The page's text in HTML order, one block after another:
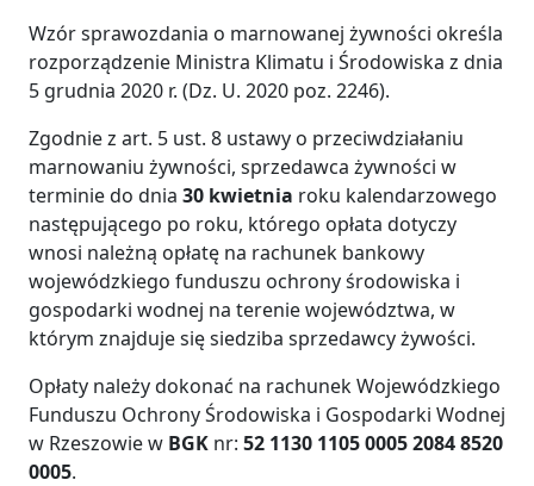
Wzór sprawozdania o marnowanej żywności określa
rozporządzenie Ministra Klimatu i Środowiska z dnia
5 grudnia 2020 r. (Dz. U. 2020 poz. 2246).
Zgodnie z art. 5 ust. 8 ustawy o przeciwdziałaniu
marnowaniu żywności, sprzedawca żywności w
terminie do dnia 30 kwietnia roku kalendarzowego
następującego po roku, którego opłata dotyczy
wnosi należną opłatę na rachunek bankowy
wojewódzkiego funduszu ochrony środowiska i
gospodarki wodnej na terenie województwa, w
którym znajduje się siedziba sprzedawcy żywości.
Opłaty należy dokonać na rachunek Wojewódzkiego
Funduszu Ochrony Środowiska i Gospodarki Wodnej
w Rzeszowie w BGK nr: 52 1130 1105 0005 2084 8520
0005.